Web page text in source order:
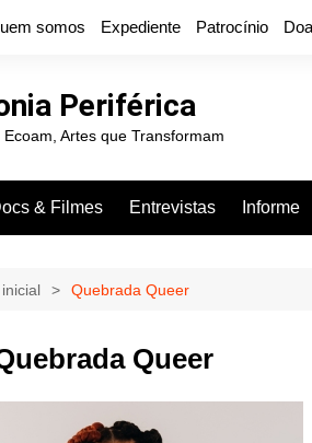
somos Expediente Patrocínio
Periférica
Ecoam, Artes que Transformam
& Filmes Entrevistas Informe
Quebrada Queer
Queer